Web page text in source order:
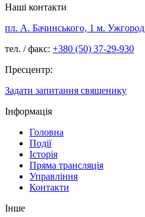
Наші контакти
пл. А. Бачинського, 1 м. Ужгород
тел. / факс: +380 (50) 37-29-930
Пресцентр:
Задати запитання священику
Інформація
Головна
Події
Історія
Пряма трансляція
Управління
Контакти
Інше